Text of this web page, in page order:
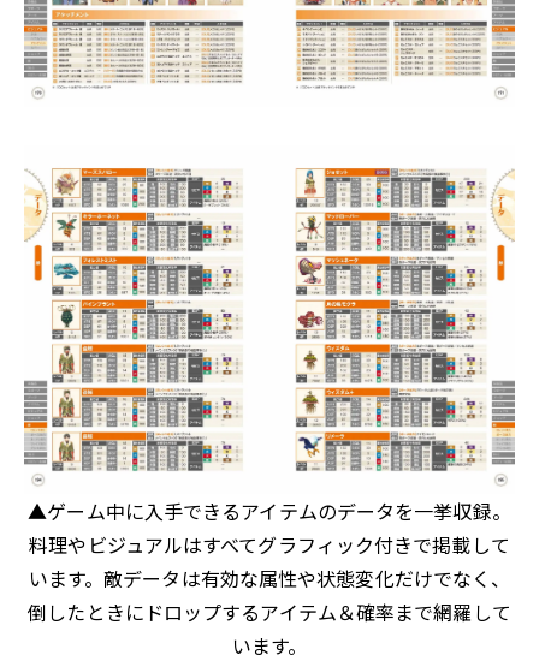
▲ゲーム中に入手できるアイテムのデータを一挙収録。
料理やビジュアルはすべてグラフィック付きで掲載して
います。敵データは有効な属性や状態変化だけでなく、
倒したときにドロップするアイテム＆確率まで網羅して
います。